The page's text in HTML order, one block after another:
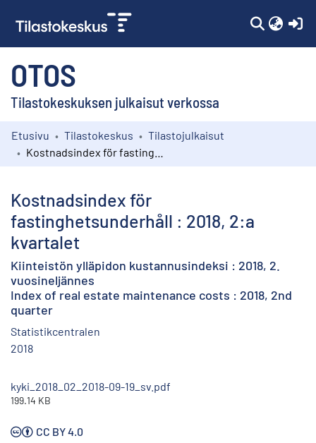
OTOS
Tilastokeskuksen julkaisut verkossa
Kokoelmat
Etusivu Tilastokeskus
Tilastojulkaisut
Kostnadsindex för
fastinghetsunderhåll : 2018, 2:a
kvartalet
Kiinteistön ylläpidon kustannusindeksi : 2018, 2.
vuosineljännes
Index of real estate maintenance costs : 2018, 2nd
quarter
Statistikcentralen
2018
kyki_2018_02_2018-09-19_sv.pdf
199.14 KB
CC BY 4.0